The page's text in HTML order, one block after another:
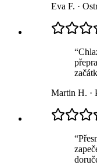
Eva F. ·
“
Martin H. ·
“